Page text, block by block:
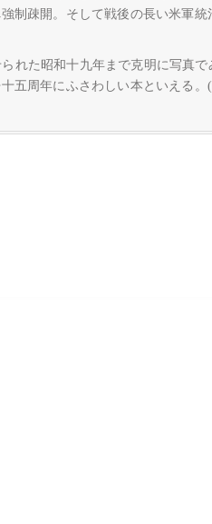
制疎開。そして戦後の長い米軍統
れた昭和十九年まで克明に写真で
五周年にふさわしい本といえる。